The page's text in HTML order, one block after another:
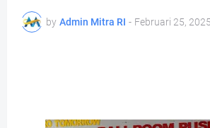
by Admin Mitra RI - Februari 25, 2025